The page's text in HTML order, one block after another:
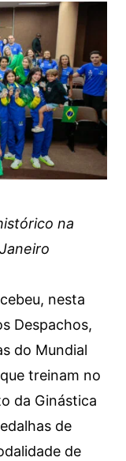
na
nesta
Despachos,
do Mundial
treinam no
da Ginástica
de
de